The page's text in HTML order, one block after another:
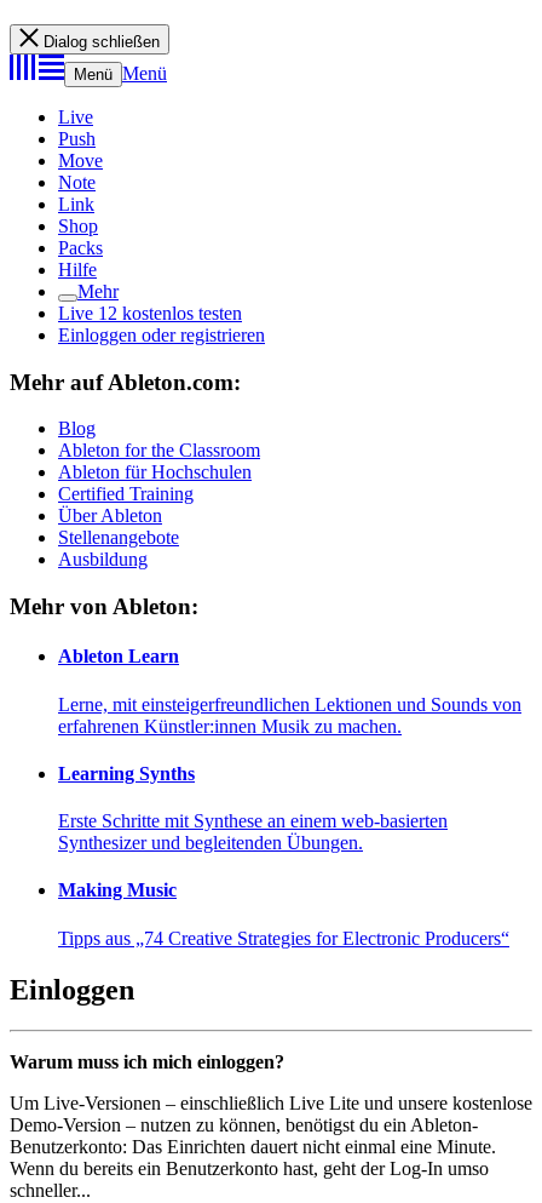
Dialog schließen
Menü Menü
Live
Push
Move
Note
Link
Shop
Packs
Hilfe
Mehr
Live 12 kostenlos testen
Einloggen oder registrieren
Mehr auf Ableton.com:
Blog
Ableton for the Classroom
Ableton für Hochschulen
Certified Training
Über Ableton
Stellenangebote
Ausbildung
Mehr von Ableton:
Ableton Learn
Lerne, mit einsteigerfreundlichen Lektionen und Sounds von
erfahrenen Künstler:innen Musik zu machen.
Learning Synths
Erste Schritte mit Synthese an einem web-basierten
Synthesizer und begleitenden Übungen.
Making Music
Tipps aus „74 Creative Strategies for Electronic Producers“
Einloggen
Warum muss ich mich einloggen?
Um Live-Versionen – einschließlich Live Lite und unsere kostenlose
Demo-Version – nutzen zu können, benötigst du ein Ableton-
Benutzerkonto: Das Einrichten dauert nicht einmal eine Minute.
Wenn du bereits ein Benutzerkonto hast, geht der Log-In umso
schneller...